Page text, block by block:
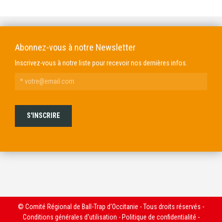
Abonnez-vous à notre Newsletter
Inscrivez-vous à notre liste pour recevoir nos dernières infos.
© Comité Régional de Ball-Trap d'Occitanie - Tous droits réservés -
Conditions générales d'utilisation - Politique de confidentialité -